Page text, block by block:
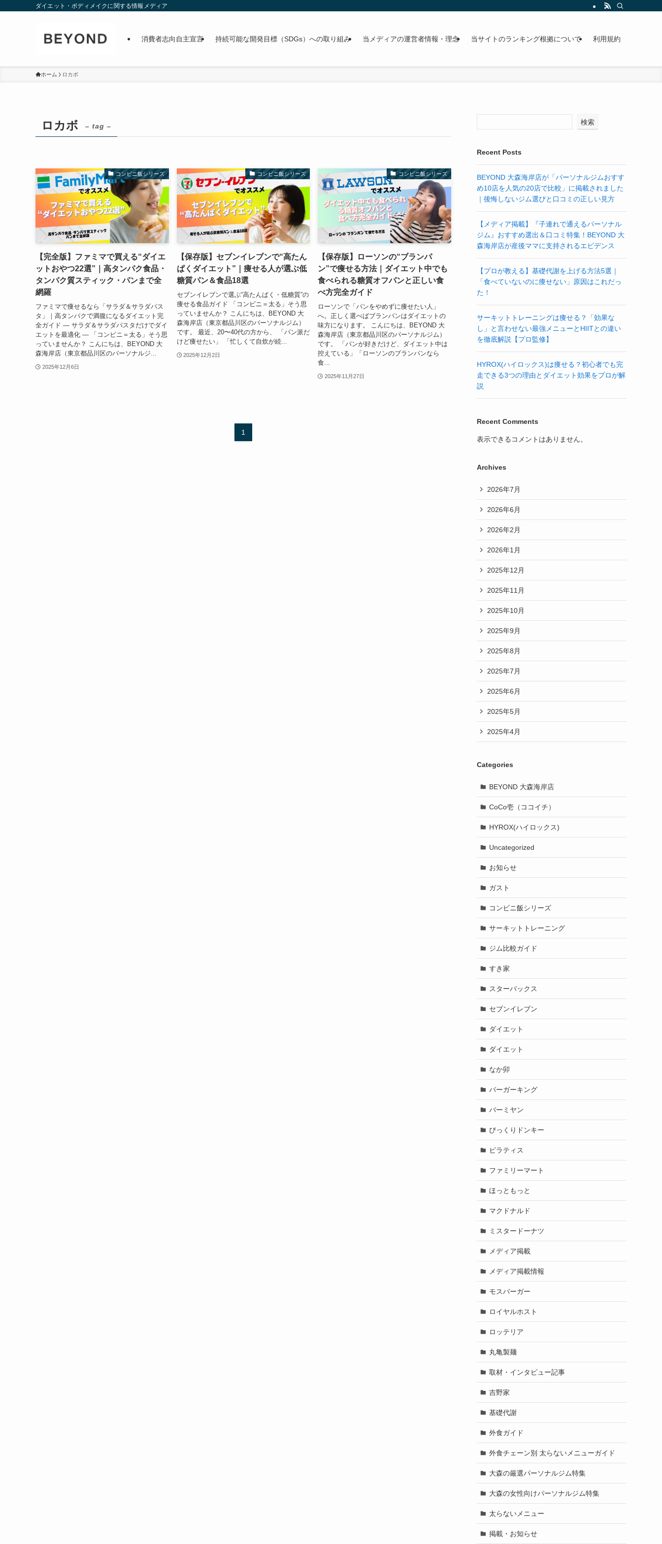
ダイエット・ボディメイクに関する情報メディア
消費者志向自主宣言 持続可能な開発目標（SDGs）への取り組み 当メディアの運営者情報・理念 当サイトのランキング根拠について 利用規約
ホーム ロカボ
ロカボ – tag –
コンビニ飯シリーズ
【完全版】ファミマで買える“ダイエ
ットおやつ22選”｜高タンパク食品・
タンパク質スティック・パンまで全
網羅
ファミマで痩せるなら「サラダ＆サラダパス
タ」｜高タンパクで満腹になるダイエット完
全ガイド — サラダ＆サラダパスタだけでダイ
エットを最適化 — 「コンビニ＝太る」そう思
っていませんか？ こんにちは、BEYOND 大
森海岸店（東京都品川区のパーソナルジ...
2025年12月6日
コンビニ飯シリーズ
【保存版】セブンイレブンで“高たん
ぱくダイエット”｜痩せる人が選ぶ低
糖質パン＆食品18選
セブンイレブンで選ぶ“高たんぱく・低糖質”の
痩せる食品ガイド 「コンビニ＝太る」そう思
っていませんか？ こんにちは、BEYOND 大
森海岸店（東京都品川区のパーソナルジム）
です。 最近、20〜40代の方から、 「パン派だ
けど痩せたい」 「忙しくて自炊が続...
2025年12月2日
コンビニ飯シリーズ
【保存版】ローソンの“ブランパ
ン”で痩せる方法｜ダイエット中でも
食べられる糖質オフパンと正しい食
べ方完全ガイド
ローソンで「パンをやめずに痩せたい人」
へ。正しく選べばブランパンはダイエットの
味方になります。 こんにちは、BEYOND 大
森海岸店（東京都品川区のパーソナルジム）
です。 「パンが好きだけど、ダイエット中は
控えている」「ローソンのブランパンなら
食...
2025年11月27日
1
検索
Recent Posts
BEYOND 大森海岸店が「パーソナルジムおすす
め10店を人気の20店で比較」に掲載されました
｜後悔しないジム選びと口コミの正しい見方
【メディア掲載】『子連れで通えるパーソナル
ジム』おすすめ選出＆口コミ特集！BEYOND 大
森海岸店が産後ママに支持されるエビデンス
【プロが教える】基礎代謝を上げる方法5選｜
「食べていないのに痩せない」原因はこれだっ
た！
サーキットトレーニングは痩せる？「効果な
し」と言わせない最強メニューとHIITとの違い
を徹底解説【プロ監修】
HYROX(ハイロックス)は痩せる？初心者でも完
走できる3つの理由とダイエット効果をプロが解
説
Recent Comments
表示できるコメントはありません。
Archives
2026年7月
2026年6月
2026年2月
2026年1月
2025年12月
2025年11月
2025年10月
2025年9月
2025年8月
2025年7月
2025年6月
2025年5月
2025年4月
Categories
BEYOND 大森海岸店
CoCo壱（ココイチ）
HYROX(ハイロックス)
Uncategorized
お知らせ
ガスト
コンビニ飯シリーズ
サーキットトレーニング
ジム比較ガイド
すき家
スターバックス
セブンイレブン
ダイエット
ダイエット
なか卯
バーガーキング
バーミヤン
びっくりドンキー
ピラティス
ファミリーマート
ほっともっと
マクドナルド
ミスタードーナツ
メディア掲載
メディア掲載情報
モスバーガー
ロイヤルホスト
ロッテリア
丸亀製麺
取材・インタビュー記事
吉野家
基礎代謝
外食ガイド
外食チェーン別 太らないメニューガイド
大森の厳選パーソナルジム特集
大森の女性向けパーソナルジム特集
太らないメニュー
掲載・お知らせ